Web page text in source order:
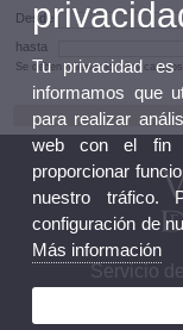
Desde
hasta
Se deben rellenar los dos campos
Servicio
Tu privacidad
informamos que
para realizar
web con el fin
proporcionar
nuestro tráfico.
configuración de
Más información